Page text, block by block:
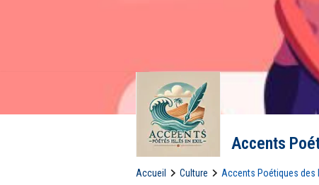
Accents
Accueil Culture Accents Poétiques des